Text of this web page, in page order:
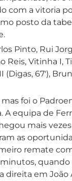
com a vitoria
posto da
Pinto, Rui
Reis, Vitinha I,
(Digas, 67′),
foi o
A equipa de
mais
as
remate
minutos,
direita em João